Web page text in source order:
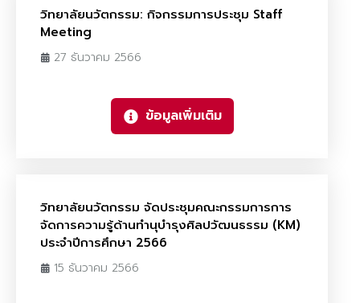
วิทยาลัยนวัตกรรม: กิจกรรมการประชุม Staff
Meeting
27 ธันวาคม 2566
ข้อมูลเพิ่มเติม
วิทยาลัยนวัตกรรม จัดประชุมคณะกรรมการการ
จัดการความรู้ด้านทำนุบำรุงศิลปวัฒนธรรม (KM)
ประจำปีการศึกษา 2566
15 ธันวาคม 2566